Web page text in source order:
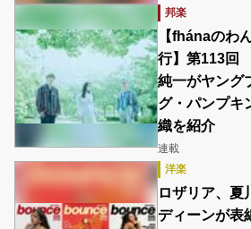
邦楽
【fhánaのわ
行】第113
純一がヤング
グ・パンプキ
織を紹介
連載
洋楽
ロザリア、夏
ディーンが